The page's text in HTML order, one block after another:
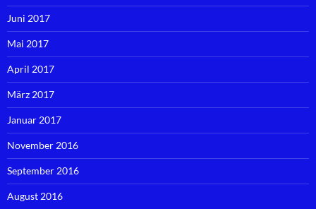
Juni 2017
Mai 2017
April 2017
März 2017
Januar 2017
November 2016
September 2016
August 2016